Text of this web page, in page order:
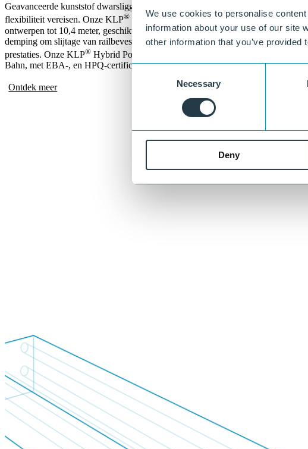
We use cookies to personalise
information about your use of our site
other information that you’ve
Consent
Necessary
Deny
Geavanceerde kunststof dwarsliggers, ontwikkeld voor wissels en kruisingen die
flexibiliteit vereisen. Onze KLP® Turnout Bearers hebben vier stalen
ontwerpen tot 10,4 meter, geschikt voor asbelastingen tot 35 ton. De
demping om slijtage van railbevestigingen te verminderen en levert meer dan 50
prestaties. Onze KLP® Hybrid Polymer Sleeper Type 201 is goedgekeurd voor
Bahn, met EBA-, en HPQ-certificering.
Ontdek meer